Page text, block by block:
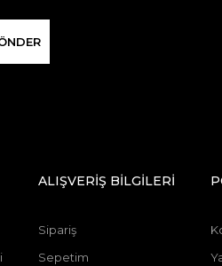
ALIŞVERİŞ BİLGİLERİ
Sipariş
Sepetim